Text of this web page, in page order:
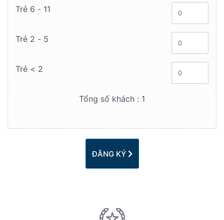
Trẻ 6 - 11
Trẻ 2 - 5
Trẻ < 2
Tổng số khách : 1
ĐĂNG KÝ